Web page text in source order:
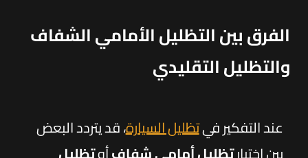
الفرق بين التظليل الأمامي الشفاف
والتظليل التقليدي
عند التفكير فيتظليل السيارة، قد يتردد البعض